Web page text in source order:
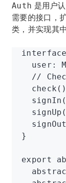
Auth 是用户
需要的接口，
类，并实现其
interface
  user
:
//
  check
()
  signIn
  signUp
  signOut
}
export